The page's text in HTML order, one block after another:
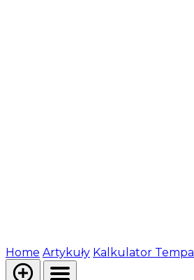
Home Artykuły Kalkulator Tempa